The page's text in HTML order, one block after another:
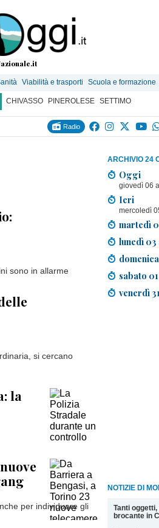
Viabilità e trasporti Scuola e formazione
CHIVASSO PINEROLESE SETTIMO
Radio
ARCHIVIO 24
Oggi
giovedì 06
Ieri
mercoledì
martedì
lunedì
sabato
venerdì
NOTIZIE DI
Tanti
brocante in
sono in allarme
si cercano
la
per individuare gli